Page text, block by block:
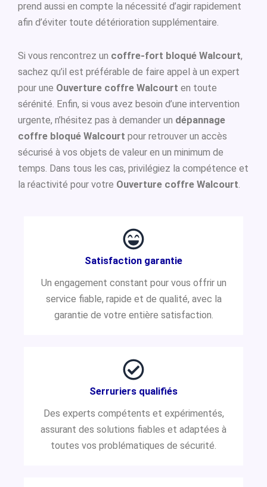
prend aussi en compte la nécessité d’agir rapidement
afin d’éviter toute détérioration supplémentaire.
Si vous rencontrez un coffre-fort bloqué Walcourt,
sachez qu’il est préférable de faire appel à un expert
pour une Ouverture coffre Walcourt en toute
sérénité. Enfin, si vous avez besoin d’une intervention
urgente, n’hésitez pas à demander un dépannage
coffre bloqué Walcourt pour retrouver un accès
sécurisé à vos objets de valeur en un minimum de
temps. Dans tous les cas, privilégiez la compétence et
la réactivité pour votre Ouverture coffre Walcourt.
Satisfaction garantie
Un engagement constant pour vous offrir un
service fiable, rapide et de qualité, avec la
garantie de votre entière satisfaction.
Serruriers qualifiés
Des experts compétents et expérimentés,
assurant des solutions fiables et adaptées à
toutes vos problématiques de sécurité.